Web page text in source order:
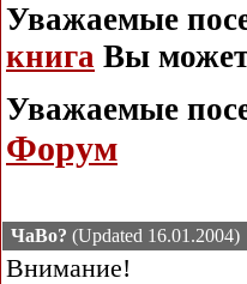
Уважаемые
книга Вы
Уважаемые
Форум
ЧаВо? (Updated 16.01.2004)
Внимание!